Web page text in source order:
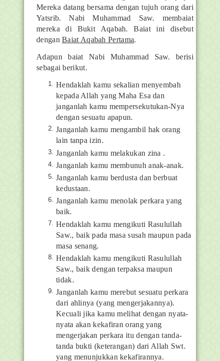
Mereka datang bersama dengan tujuh orang dari
Yatsrib. Nabi Muhammad Saw. membaiat
mereka di Bukit Aqabah. Baiat ini disebut
denganBaiat Aqabah Pertama.
Adapun baiat Nabi Muhammad Saw. berisi
sebagai berikut.
Hendaklah kamu sekalian menyembah
kepada Allah yang Maha Esa dan
janganlah kamu mempersekutukan-Nya
dengan sesuatu apapun.
Janganlah kamu mengambil hak orang
lain tanpa izin.
Janganlah kamu melakukan zina .
Janganlah kamu membunuh anak-anak.
Janganlah kamu berdusta dan berbuat
kedustaan.
Janganlah kamu menolak perkara yang
baik.
Hendaklah kamu mengikuti Rasulullah
Saw., baik pada masa susah maupun pada
masa senang.
Hendaklah kamu mengikuti Rasulullah
Saw., baik dengan terpaksa maupun
tidak.
Janganlah kamu merebut sesuatu perkara
dari ahlinya (yang mengerjakannya).
Kecuali jika kamu melihat dengan nyata-
nyata akan kekafiran orang yang
mengerjakan perkara itu dengan tanda-
tanda bukti (keterangan) dari Allah Swt.
yang menunjukkan kekafirannya.